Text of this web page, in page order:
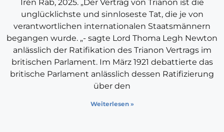
Irén Rab, 2025. „Der Vertrag von Trianon ist die
unglücklichste und sinnloseste Tat, die je von
verantwortlichen internationalen Staatsmännern
begangen wurde. „- sagte Lord Thoma Legh Newton
anlässlich der Ratifikation des Trianon Vertrags im
britischen Parlament. Im März 1921 debattierte das
britische Parlament anlässlich dessen Ratifizierung
über den
Weiterlesen »